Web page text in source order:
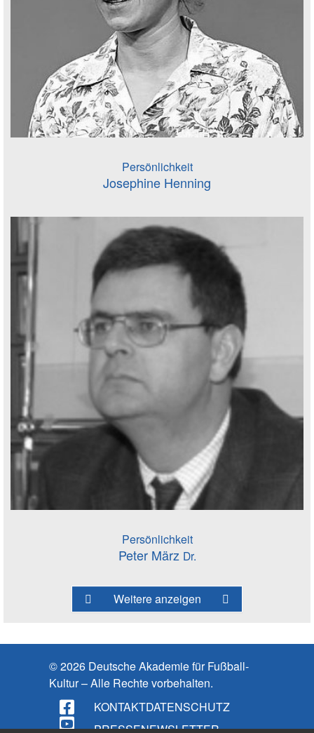
Persönlichkeit
Josephine Henning
Persönlichkeit
Peter März Dr.
Weitere anzeigen
© 2026 Deutsche Akademie für Fußball-
Kultur – Alle Rechte vorbehalten.
KONTAKTDATENSCHUTZ
PRESSENEWSLETTER